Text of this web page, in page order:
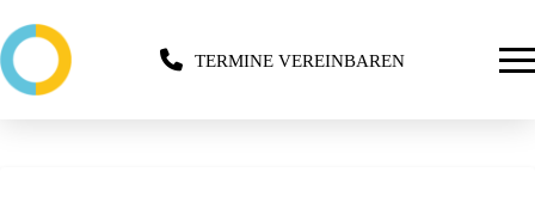
TERMINE VEREINBAREN